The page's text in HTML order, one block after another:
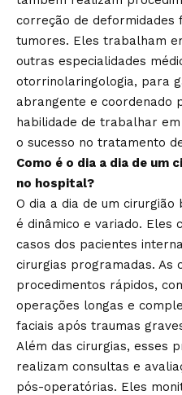
correção de deformidades
tumores. Eles trabalham
outras especialidades
otorrinolaringologia, para
abrangente e coordenado
habilidade de trabalhar
o sucesso no tratamento
Como é o dia a dia de um
no hospital?
O dia a dia de um
é dinâmico e variado. Eles
casos dos pacientes
cirurgias programadas. As
procedimentos rápidos,
operações longas e
faciais após traumas
Além das cirurgias, esses
realizam consultas e
pós-operatórias. Eles